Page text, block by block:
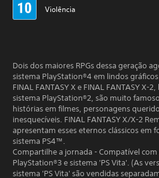
Violência
Dois dos maiores RPGs dessa geração
sistema PlayStation®4 em lindos
FINAL FANTASY X e FINAL FANTASY X-
sistema PlayStation®2, são muito
histórias em filmes, personagens
inesquecíveis. FINAL FANTASY X/X-2
apresentam esses eternos clássicos em
sistema PS4™.
Compartilhe a jornada - Compatível
PlayStation®3 e sistema 'PS Vita'. (As
sistema 'PS Vita' são vendidas